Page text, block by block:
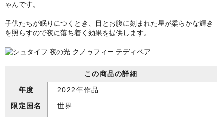
ゃんです。
子供たちが眠りにつくとき、目とお腹に刻まれた星が柔らかな輝き
を照らすので夜に落ち着く効果を提供します。
この商品の詳細
年度
2022年作品
限定国名
世界